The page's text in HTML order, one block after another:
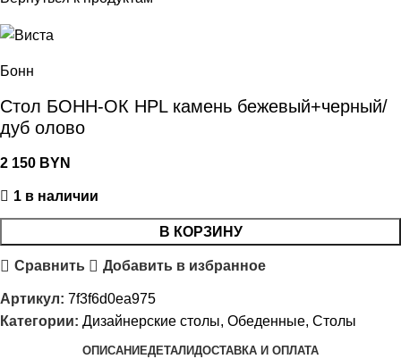
Бонн
Стол БОНН-ОК HPL камень бежевый+черный/
дуб олово
2 150 BYN
1 в наличии
В КОРЗИНУ
Сравнить Добавить в избранное
Артикул: 7f3f6d0ea975
Категории: Дизайнерские столы, Обеденные, Столы
ОПИСАНИЕДЕТАЛИДОСТАВКА И ОПЛАТА